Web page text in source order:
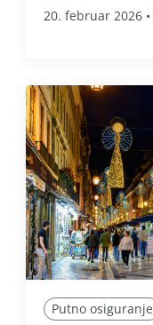
20. februar 2026 •
Putno osiguranje